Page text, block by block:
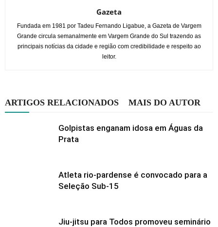
Gazeta
Fundada em 1981 por Tadeu Fernando Ligabue, a Gazeta de Vargem
Grande circula semanalmente em Vargem Grande do Sul trazendo as
principais notícias da cidade e região com credibilidade e respeito ao
leitor.
ARTIGOS RELACIONADOS MAIS DO AUTOR
Golpistas enganam idosa em Águas da
Prata
Atleta rio-pardense é convocado para a
Seleção Sub-15
Jiu-jitsu para Todos promoveu seminário